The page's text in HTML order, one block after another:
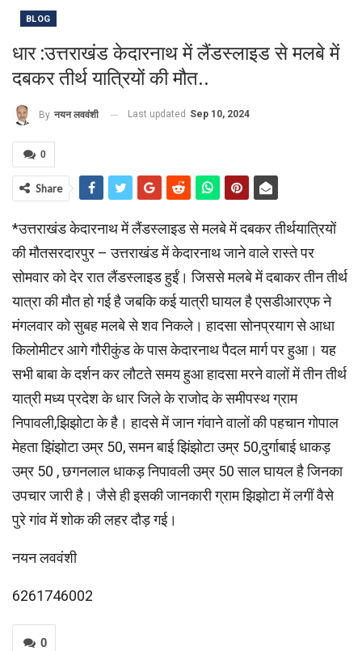
BLOG
धार :उत्तराखंड केदारनाथ में लैंडस्लाइड से मलबे में
दबकर तीर्थ यात्रियों की मौत..
By नयन लववंशी Last updated Sep 10, 2024
0
Share
*उत्तराखंड केदारनाथ में लैंडस्लाइड से मलबे में दबकर तीर्थयात्रियों
की मौतसरदारपुर – उत्तराखंड में केदारनाथ जाने वाले रास्ते पर
सोमवार को देर रात लैंडस्लाइड हुईं। जिससे मलबे में दबाकर तीन तीर्थ
यात्रा की मौत हो गई है जबकि कई यात्री घायल है एसडीआरएफ ने
मंगलवार को सुबह मलबे से शव निकले। हादसा सोनप्रयाग से आधा
किलोमीटर आगे गौरीकुंड के पास केदारनाथ पैदल मार्ग पर हुआ। यह
सभी बाबा के दर्शन कर लौटते समय हुआ हादसा मरने वालों में तीन तीर्थ
यात्री मध्य प्रदेश के धार जिले के राजोद के समीपस्थ ग्राम
निपावली,झिझोटा के है। हादसे में जान गंवाने वालों की पहचान गोपाल
मेहता झिंझोटा उम्र 50, समन बाई झिंझोटा उम्र 50,दुर्गाबाई धाकड़
उम्र 50 , छगनलाल धाकड़ निपावली उम्र 50 साल घायल है जिनका
उपचार जारी है। जैसे ही इसकी जानकारी ग्राम झिझोटा में लगीं वैसे
पुरे गांव में शोक की लहर दौड़ गई।
नयन लववंशी
6261746002
0